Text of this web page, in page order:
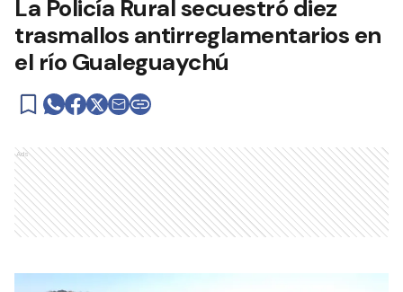
La Policía Rural secuestró diez
trasmallos antirreglamentarios en
el río Gualeguaychú
Ads